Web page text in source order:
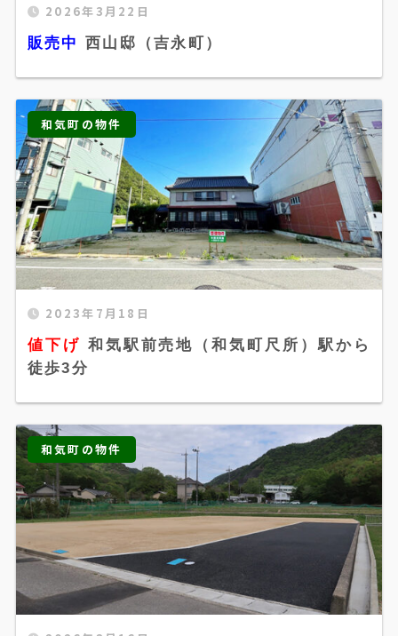
販売中 西山邸（吉永町）" width="520"
height="300" />
2026年3月22日
販売中 西山邸（吉永町）
値下げ 和気駅前売地（和気町尺所）駅から徒歩3
分" width="520" height="300" />
2023年7月18日
値下げ 和気駅前売地（和気町尺所）駅から
徒歩3分
和気町の物件
和気町の物件